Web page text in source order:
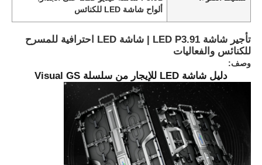
ألواح شاشة LED للكنائس
تأجير شاشة LED P3.91 | شاشة LED احترافية للمسرح
للكنائس والفعاليات
وصف:
دليل شاشة LED للإيجار من سلسلة Visual GS